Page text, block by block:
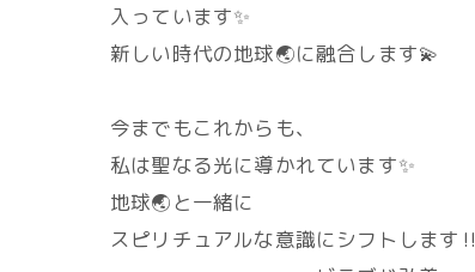
入っています✨
新しい時代の地球🌏️に融合します💫
今までもこれからも、
私は聖なる光に導かれています✨
地球🌏️と一緒に
スピリチュアルな意識にシフトします‼️